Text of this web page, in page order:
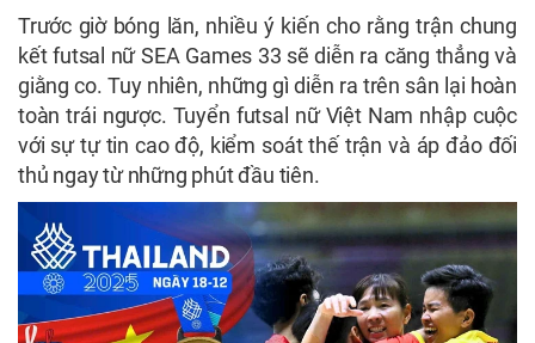
Trước giờ bóng lăn, nhiều ý kiến cho rằng trận chung
kết futsal nữ SEA Games 33 sẽ diễn ra căng thẳng và
giằng co. Tuy nhiên, những gì diễn ra trên sân lại hoàn
toàn trái ngược. Tuyển futsal nữ Việt Nam nhập cuộc
với sự tự tin cao độ, kiểm soát thế trận và áp đảo đối
thủ ngay từ những phút đầu tiên.